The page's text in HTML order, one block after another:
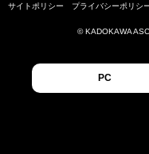
サイトポリシー プライバシーポリシ
© KADOKAWA
PC